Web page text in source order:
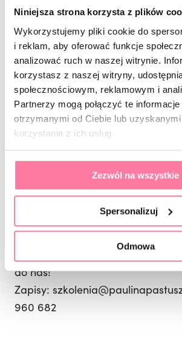
Niniejsza strona korzysta z plików
Wykorzystujemy pliki cookie do
i reklam, aby oferować funkcje
analizować ruch w naszej witrynie.
korzystasz z naszej witryny,
społecznościowym, reklamowym i
Partnerzy mogą połączyć te
otrzymanymi od Ciebie lub
korzystania z ich usług.
Zezwól na wszystkie
Spersonalizuj
Odmowa
promieni UV na nasze zdrowie.
Dlaczego to szkolenie jest dla
Bo każda profesjonalistka
działają produkty, których
naprawdę dzieje się na paznokciu
stylizacji. Dzięki tej wiedzy
pewniej, szybciej i bez błędów –
wejdą na zupełnie nowy poziom!
Zapraszam na kurs!
Nie pozwól, by Twoja praca była
przypadku. Zainwestuj w siebie i
która odróżni Cię od innych
Twoja przyszłość zaczyna się od
do nas!
Zapisy:
960 682